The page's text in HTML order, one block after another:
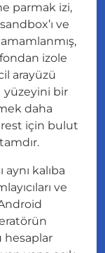
parmak izi,
ve
izole
arayüzü
yüzeyini bir
daha
için bulut
kalıba
ve
hesaplar